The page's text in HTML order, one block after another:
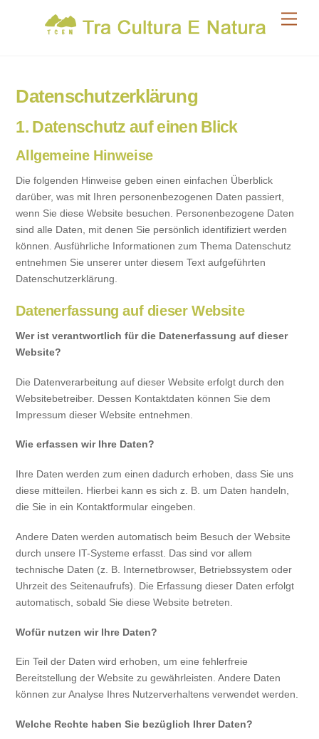
Datenschutzerklärung
1. Datenschutz auf einen Blick
Allgemeine Hinweise
Die folgenden Hinweise geben einen einfachen Überblick
darüber, was mit Ihren personenbezogenen Daten passiert,
wenn Sie diese Website besuchen. Personenbezogene Daten
sind alle Daten, mit denen Sie persönlich identifiziert werden
können. Ausführliche Informationen zum Thema Datenschutz
entnehmen Sie unserer unter diesem Text aufgeführten
Datenschutzerklärung.
Datenerfassung auf dieser Website
Wer ist verantwortlich für die Datenerfassung auf dieser
Website?
Die Datenverarbeitung auf dieser Website erfolgt durch den
Websitebetreiber. Dessen Kontaktdaten können Sie dem
Impressum dieser Website entnehmen.
Wie erfassen wir Ihre Daten?
Ihre Daten werden zum einen dadurch erhoben, dass Sie uns
diese mitteilen. Hierbei kann es sich z. B. um Daten handeln,
die Sie in ein Kontaktformular eingeben.
Andere Daten werden automatisch beim Besuch der Website
durch unsere IT-Systeme erfasst. Das sind vor allem
technische Daten (z. B. Internetbrowser, Betriebssystem oder
Uhrzeit des Seitenaufrufs). Die Erfassung dieser Daten erfolgt
automatisch, sobald Sie diese Website betreten.
Wofür nutzen wir Ihre Daten?
Ein Teil der Daten wird erhoben, um eine fehlerfreie
Bereitstellung der Website zu gewährleisten. Andere Daten
können zur Analyse Ihres Nutzerverhaltens verwendet werden.
Welche Rechte haben Sie bezüglich Ihrer Daten?